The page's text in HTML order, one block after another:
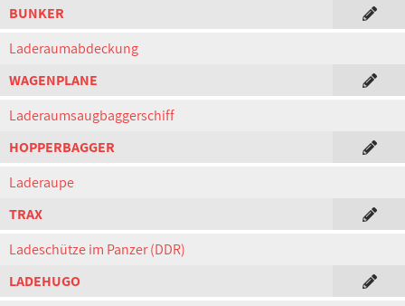
BUNKER
Laderaumabdeckung
WAGENPLANE
Laderaumsaugbaggerschiff
HOPPERBAGGER
Laderaupe
TRAX
Ladeschütze im Panzer (DDR)
LADEHUGO